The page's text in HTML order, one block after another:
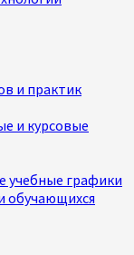
и практик
и курсовые
учебные графики
обучающихся